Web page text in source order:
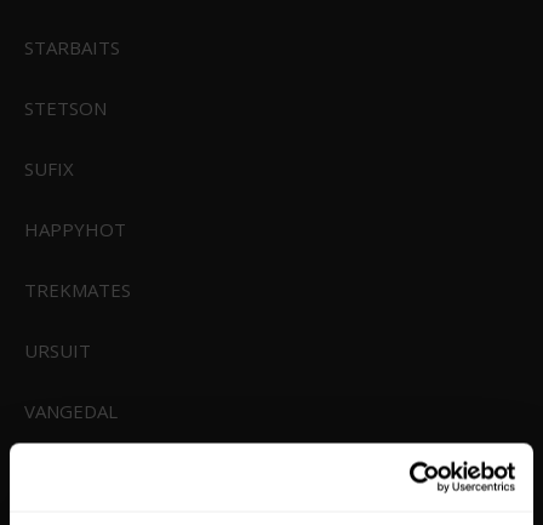
CIVIVI Baby Banter 2 Blue Aluminum Satin Finished Nitro-V Blade
STARBAITS
STETSON
SUFIX
HAPPYHOT
TREKMATES
URSUIT
VANGEDAL